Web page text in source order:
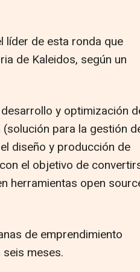
líder de esta ronda que
de Kaleidos, según un
y optimización
para la gestión
diseño y producción de
el objetivo de
herramientas open
de emprendimiento
meses.